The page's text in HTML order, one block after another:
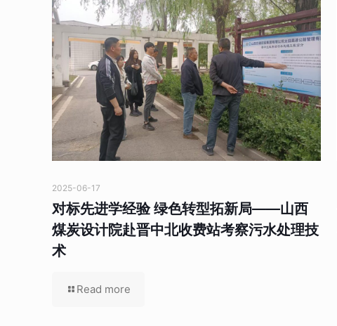
2025-06-17
对标先进学经验 绿色转型拓新局——山西
煤炭设计院赴晋中北收费站考察污水处理技
术
Read more